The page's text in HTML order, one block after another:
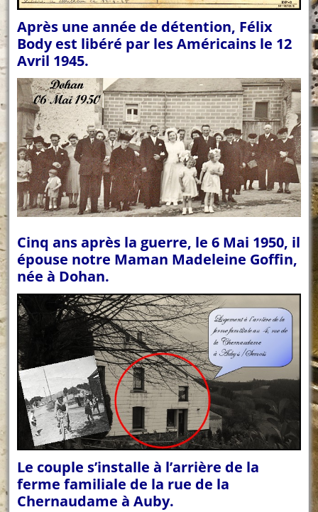
Après une année de détention, Félix
Body est libéré par les Américains le 12
Avril 1945.
Cinq ans après la guerre, le 6 Mai 1950, il
épouse notre Maman Madeleine Goffin,
née à Dohan.
Le couple s’installe à l’arrière de la
ferme familiale de la rue de la
Chernaudame à Auby.